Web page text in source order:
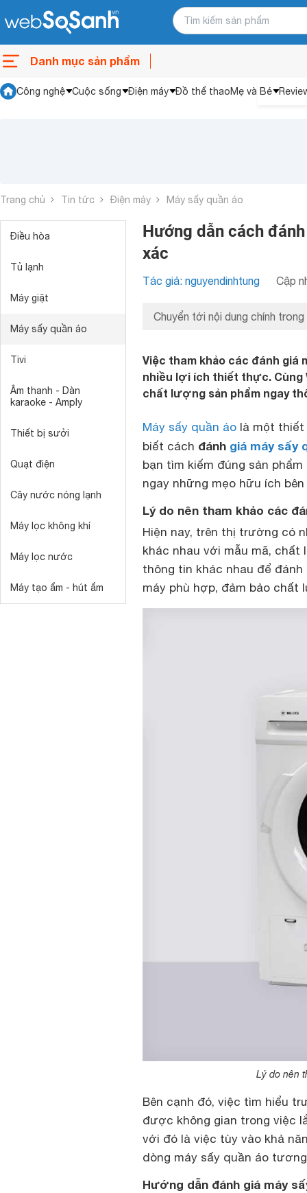
Danh mục sản phẩm
Công nghệ Cuộc sống Điện máy Đồ thể thaoMẹ và Bé
Trang chủ Tin tức Điện máy Máy sấy quần áo
Điều hòa
Tủ lạnh
Máy giặt
Máy sấy quần áo
Tivi
Âm thanh - Dàn
karaoke - Amply
Thiết bị sưởi
Quạt điện
Cây nước nóng lạnh
Máy lọc không khí
Máy lọc nước
Máy tạo ẩm - hút ẩm
Hướng dẫn cách
xác
Tác giả: nguyendinhtung Cập
Chuyển tới nội dung chính trong
Việc tham khảo các đánh giá
nhiều lợi ích thiết thực. Cùng
chất lượng sản phẩm ngay
Máy sấy quần áo là một thiết
biết cách đánh giá máy sấy
bạn tìm kiếm đúng sản
ngay những mẹo hữu ích
Lý do nên tham khảo các
Hiện nay, trên thị trường có
khác nhau với mẫu mã, chất
thông tin khác nhau để
máy phù hợp, đảm bảo
Lý do nên
Bên cạnh đó, việc tìm hiểu
được không gian trong việc
với đó là việc tùy vào khả
dòng máy sấy quần áo
Hướng dẫn đánh giá máy